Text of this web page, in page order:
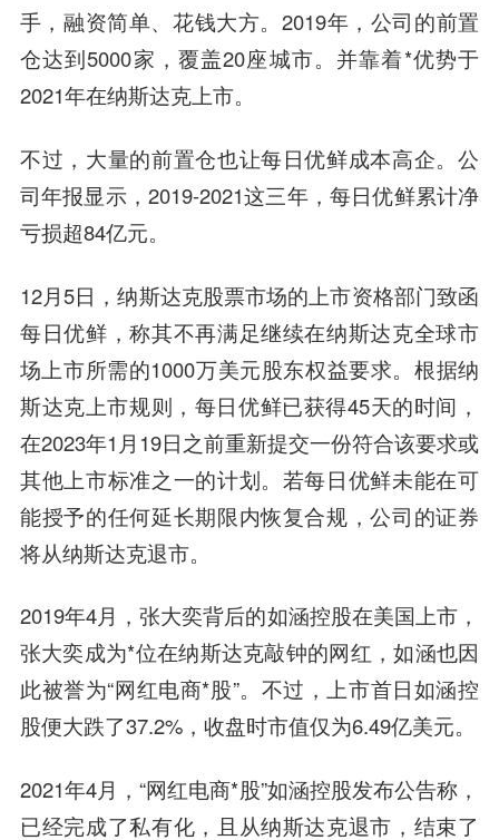
手，融资简单、花钱大方。2019年，公司的前置
仓达到5000家，覆盖20座城市。并靠着*优势于
2021年在纳斯达克上市。
不过，大量的前置仓也让每日优鲜成本高企。公
司年报显示，2019-2021这三年，每日优鲜累计净
亏损超84亿元。
12月5日，纳斯达克股票市场的上市资格部门致函
每日优鲜，称其不再满足继续在纳斯达克全球市
场上市所需的1000万美元股东权益要求。根据纳
斯达克上市规则，每日优鲜已获得45天的时间，
在2023年1月19日之前重新提交一份符合该要求或
其他上市标准之一的计划。若每日优鲜未能在可
能授予的任何延长期限内恢复合规，公司的证券
将从纳斯达克退市。
2019年4月，张大奕背后的如涵控股在美国上市，
张大奕成为*位在纳斯达克敲钟的网红，如涵也因
此被誉为“网红电商*股”。不过，上市首日如涵控
股便大跌了37.2%，收盘时市值仅为6.49亿美元。
2021年4月，“网红电商*股”如涵控股发布公告称，
已经完成了私有化，且从纳斯达克退市，结束了